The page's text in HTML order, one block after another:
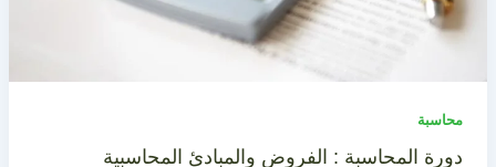
محاسبة
دورة المحاسبة : الفروض والمبادئ المحاسبية